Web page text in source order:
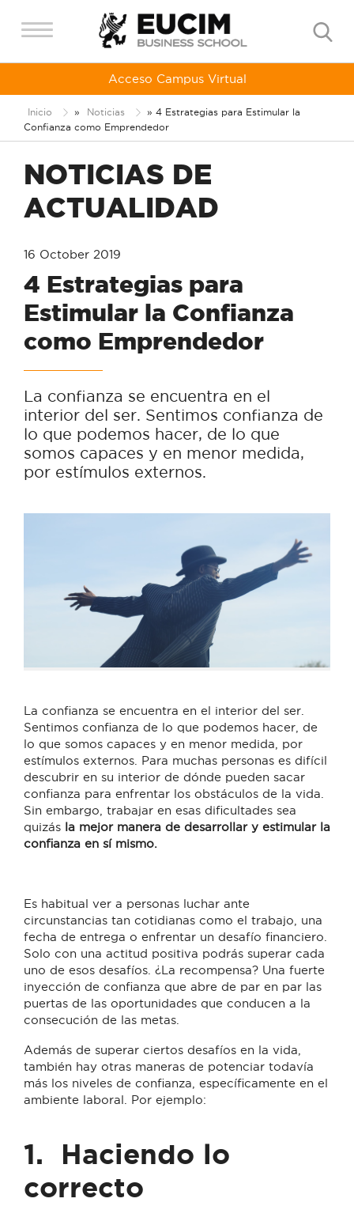
Acceso Campus Virtual
Inicio » Noticias » 4 Estrategias para Estimular la
Confianza como Emprendedor
NOTICIAS DE
ACTUALIDAD
16 October 2019
4 Estrategias para
Estimular la Confianza
como Emprendedor
La confianza se encuentra en el
interior del ser. Sentimos confianza de
lo que podemos hacer, de lo que
somos capaces y en menor medida,
por estímulos externos.
La confianza se encuentra en el interior del ser.
Sentimos confianza de lo que podemos hacer, de
lo que somos capaces y en menor medida, por
estímulos externos. Para muchas personas es difícil
descubrir en su interior de dónde pueden sacar
confianza para enfrentar los obstáculos de la vida.
Sin embargo, trabajar en esas dificultades sea
quizás la mejor manera de desarrollar y estimular la
confianza en sí mismo.
Es habitual ver a personas luchar ante
circunstancias tan cotidianas como el trabajo, una
fecha de entrega o enfrentar un desafío financiero.
Solo con una actitud positiva podrás superar cada
uno de esos desafíos. ¿La recompensa? Una fuerte
inyección de confianza que abre de par en par las
puertas de las oportunidades que conducen a la
consecución de las metas.
Además de superar ciertos desafíos en la vida,
también hay otras maneras de potenciar todavía
más los niveles de confianza, específicamente en el
ambiente laboral. Por ejemplo:
1.
Haciendo lo
correcto